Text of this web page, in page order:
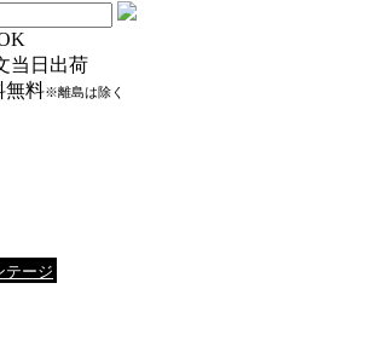
当日出荷
無料※離島は除く
テージ